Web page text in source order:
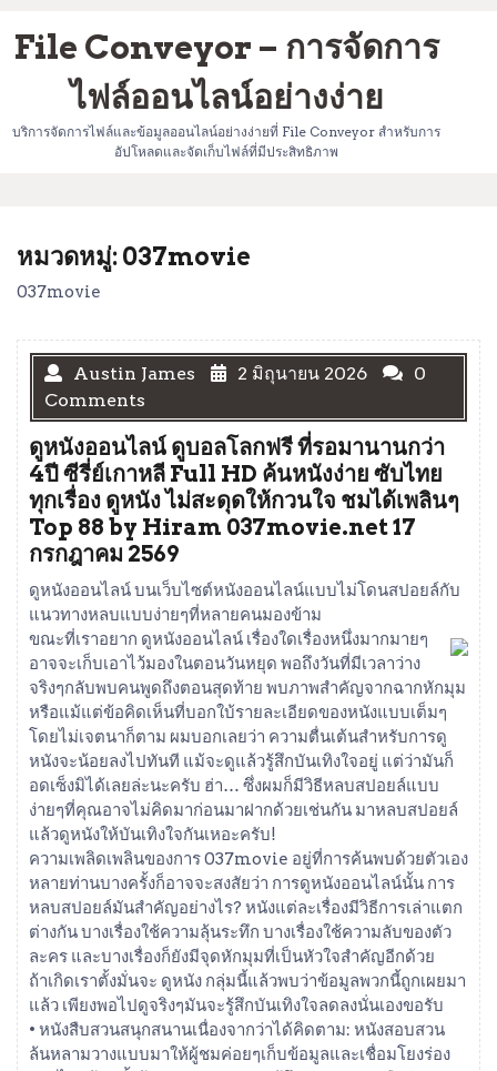
to
content
File Conveyor – การจัดการ
ไฟล์ออนไลน์อย่างง่าย
บริการจัดการไฟล์และข้อมูลออนไลน์อย่างง่ายที่ File Conveyor สำหรับการ
อัปโหลดและจัดเก็บไฟล์ที่มีประสิทธิภาพ
หมวดหมู่:037movie
037movie
Austin James 2 มิถุนายน 2026
0
Comments
ดูหนังออนไลน์ ดูบอลโลกฟรี ที่รอมานานกว่า
4ปี ซีรี่ย์เกาหลี Full HD ค้นหนังง่าย ซับไทย
ทุกเรื่อง ดูหนัง ไม่สะดุดให้กวนใจ ชมได้เพลินๆ
Top 88 by Hiram 037movie.net 17
กรกฎาคม 2569
ดูหนังออนไลน์ บนเว็บไซต์หนังออนไลน์แบบไม่โดนสปอยล์กับ
แนวทางหลบแบบง่ายๆที่หลายคนมองข้าม
ขณะที่เราอยาก ดูหนังออนไลน์ เรื่องใดเรื่องหนึ่งมากมายๆ
อาจจะเก็บเอาไว้มองในตอนวันหยุด พอถึงวันที่มีเวลาว่าง
จริงๆกลับพบคนพูดถึงตอนสุดท้าย พบภาพสำคัญจากฉากหักมุม
หรือแม้แต่ข้อคิดเห็นที่บอกใบ้รายละเอียดของหนังแบบเต็มๆ
โดยไม่เจตนาก็ตาม ผมบอกเลยว่า ความตื่นเต้นสำหรับการดู
หนังจะน้อยลงไปทันที แม้จะดูแล้วรู้สึกบันเทิงใจอยู่ แต่ว่ามันก็
อดเซ็งมิได้เลยล่ะนะครับ ฮ่า… ซึ่งผมก็มีวิธีหลบสปอยล์แบบ
ง่ายๆที่คุณอาจไม่คิดมาก่อนมาฝากด้วยเช่นกัน มาหลบสปอยล์
แล้วดูหนังให้บันเทิงใจกันเหอะครับ!
ความเพลิดเพลินของการ 037movie อยู่ที่การค้นพบด้วยตัวเอง
หลายท่านบางครั้งก็อาจจะสงสัยว่า การดูหนังออนไลน์นั้น การ
หลบสปอยล์มันสำคัญอย่างไร? หนังแต่ละเรื่องมีวิธีการเล่าแตก
ต่างกัน บางเรื่องใช้ความลุ้นระทึก บางเรื่องใช้ความลับของตัว
ละคร และบางเรื่องก็ยังมีจุดหักมุมที่เป็นหัวใจสำคัญอีกด้วย
ถ้าเกิดเราตั้งมั่นจะ ดูหนัง กลุ่มนี้แล้วพบว่าข้อมูลพวกนี้ถูกเผยมา
แล้ว เพียงพอไปดูจริงๆมันจะรู้สึกบันเทิงใจลดลงนั่นเองขอรับ
• หนังสืบสวนสนุกสนานเนื่องจากว่าได้คิดตาม: หนังสอบสวน
ล้นหลามวางแบบมาให้ผู้ชมค่อยๆเก็บข้อมูลและเชื่อมโยงร่อง